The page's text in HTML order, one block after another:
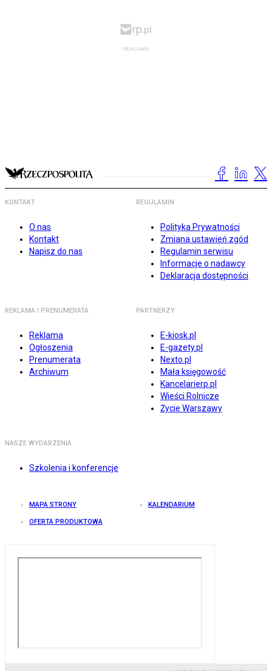
KONTAKT
O nas
Kontakt
Napisz do nas
REGULAMIN
Polityka Prywatności
Zmiana ustawień zgód
Regulamin serwisu
Informacje o nadawcy
Deklaracja dostępności
REKLAMA I PRENUMERATA
Reklama
Ogłoszenia
Prenumerata
Archiwum
PARTNERZY
E-kiosk.pl
E-gazety.pl
Nexto.pl
Mała księgowość
Kancelarierp.pl
Wieści Rolnicze
Życie Warszawy
NASZE WYDARZENIA
Szkolenia i konferencje
MAPA STRONY KALENDARIUM
OFERTA PRODUKTOWA